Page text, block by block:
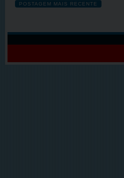
POSTAGEM MAIS RECENTE